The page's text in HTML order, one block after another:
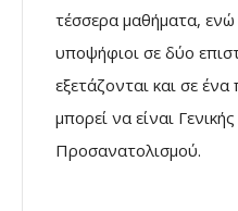
τέσσερα μαθήματα, ενώ
υποψήφιοι σε δύο
εξετάζονται και σε
μπορεί να είναι
Προσανατολισμού.